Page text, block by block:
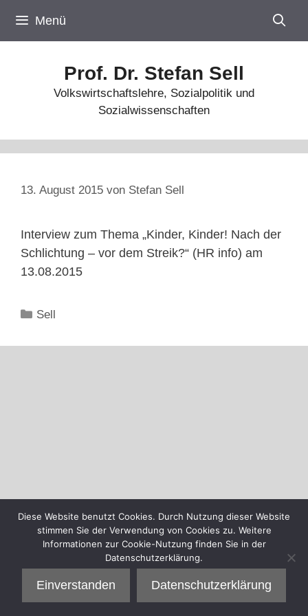
Inhalt
springen
Menü
Prof. Dr. Stefan Sell
Volkswirtschaftslehre, Sozialpolitik und
Sozialwissenschaften
13. August 2015 von Stefan Sell
Interview zum Thema „Kinder, Kinder! Nach der
Schlichtung – vor dem Streik?“ (HR info) am
13.08.2015
Kategorien
Sell
Diese Website benutzt Cookies. Durch Nutzung dieser Website
stimmen Sie der Verwendung von Cookies zu. Weitere
Informationen zur Cookie-Nutzung finden Sie in der
Datenschutzerklärung.
Einverstanden Datenschutzerklärung